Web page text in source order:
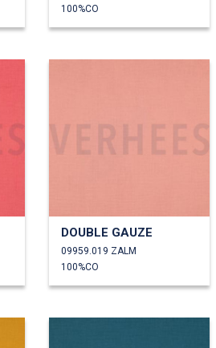
100%CO
DOUBLE GAUZE
09959.019 ZALM
100%CO